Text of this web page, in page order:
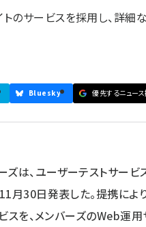
のサービスを採用し、詳細
Bluesky 優先するニュー
ズは、ユーザーテストサー
月30日発表した。提携によ
スを、メンバーズのWeb運